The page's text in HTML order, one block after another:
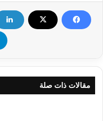
مقالات ذات صلة